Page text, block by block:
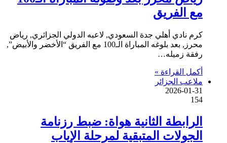
مع الفريق
كرم نادي أهلي جدة السعودي, لاعبه الدولي الجزائري, رياض
محرز, بعد بلوغه المباراة الـ100 مع الفريق “الأخضر والأبيض”,
رفقة زميله…
أكمل القراءة »
ملاعب الجزائر
2026-01-31
154
الرابطة الثانية هواة: ضبط رزنامة
الجولات المتبقية لمرحلة الإياب